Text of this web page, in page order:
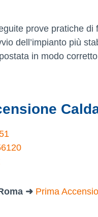
prove pratiche
dell’impianto più
in modo
➜ Prima